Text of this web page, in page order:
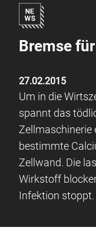
Bremse
27.02.2015
Um in die
spannt das
Zellmaschinerie
bestimmte
Zellwand. Die
Wirkstoff
Infektion stoppt.